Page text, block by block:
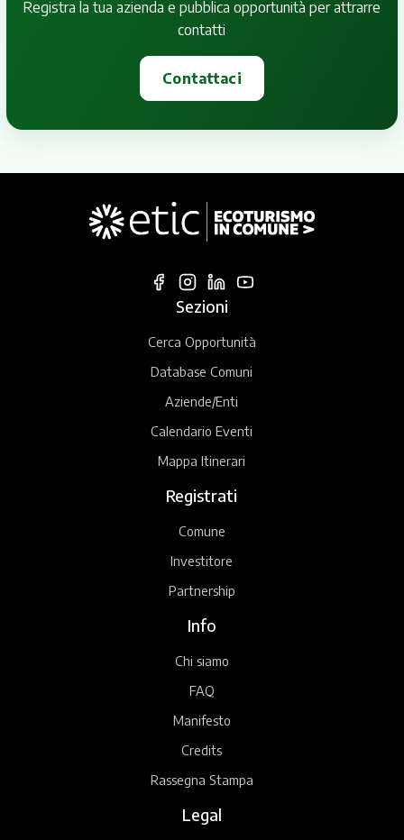
Registra la tua azienda e pubblica opportunità per attrarre
contatti
Contattaci
Sezioni
Cerca Opportunità
Database Comuni
Aziende/Enti
Calendario Eventi
Mappa Itinerari
Registrati
Comune
Investitore
Partnership
Info
Chi siamo
FAQ
Manifesto
Credits
Rassegna Stampa
Legal